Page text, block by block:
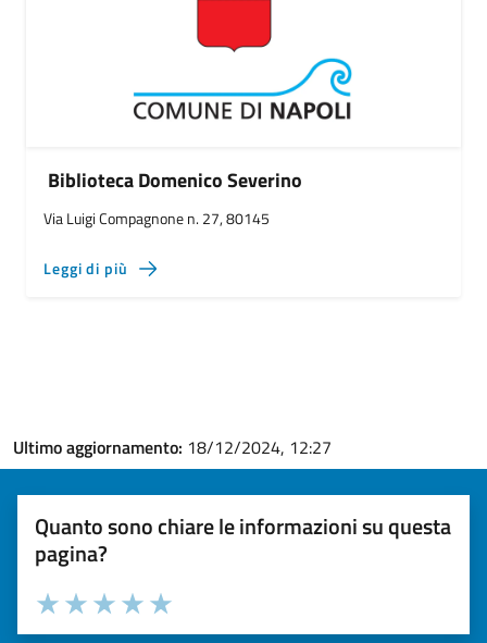
Biblioteca Domenico Severino
Via Luigi Compagnone n. 27, 80145
Leggi di più
Ultimo aggiornamento: 18/12/2024, 12:27
Quanto sono chiare le informazioni su questa
pagina?
Valuta la chiarezza delle informazioni (da 1 a 5 stelle)
Seleziona il numero di stelle per valutare la chiarezza delle
Valuta 5 stelle su 5
Valuta 4 stelle su 5
Valuta 3 stelle su 5
Valuta 2 stelle su 5
Valuta 1 stelle su 5